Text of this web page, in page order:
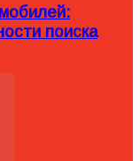
поиска